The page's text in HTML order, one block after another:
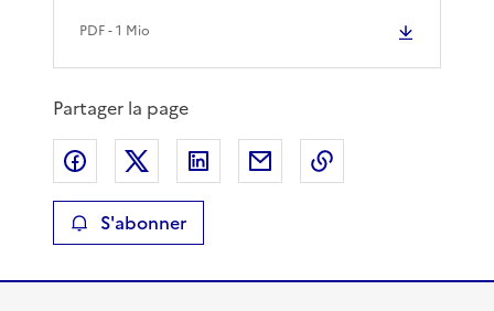
PDF- 1 Mio
Partager la page
Partager sur Facebook
Partager sur XPartager sur LinkedIn
Partager par email
S'abonner